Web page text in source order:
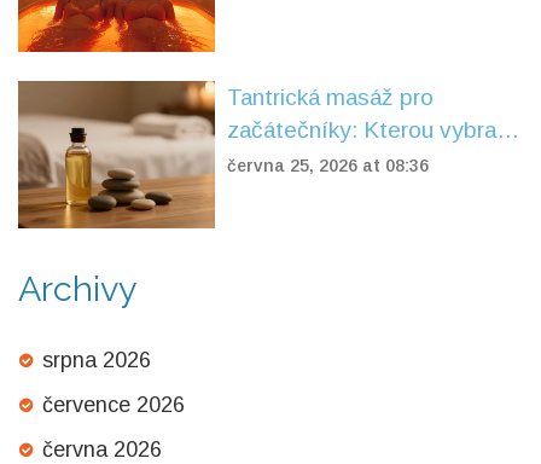
Tantrická masáž pro
začátečníky: Kterou vybrat
jako první a na co si dát
června 25, 2026 at 08:36
Archivy
srpna 2026
července 2026
června 2026